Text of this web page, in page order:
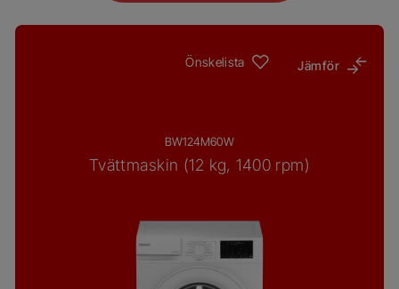
Önskelista Jämför
BW124M60W
Tvättmaskin (12 kg, 1400 rpm)